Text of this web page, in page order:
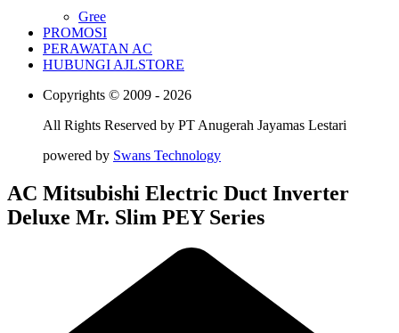
Gree
PROMOSI
PERAWATAN AC
HUBUNGI AJLSTORE
Copyrights © 2009 - 2026
All Rights Reserved by PT Anugerah Jayamas Lestari
powered by Swans Technology
AC Mitsubishi Electric Duct Inverter
Deluxe Mr. Slim PEY Series